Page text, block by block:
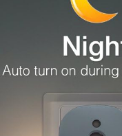
SHOP(USA)